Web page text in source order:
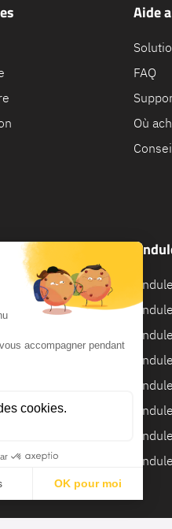
Aide
FAQ
Où
WEB)